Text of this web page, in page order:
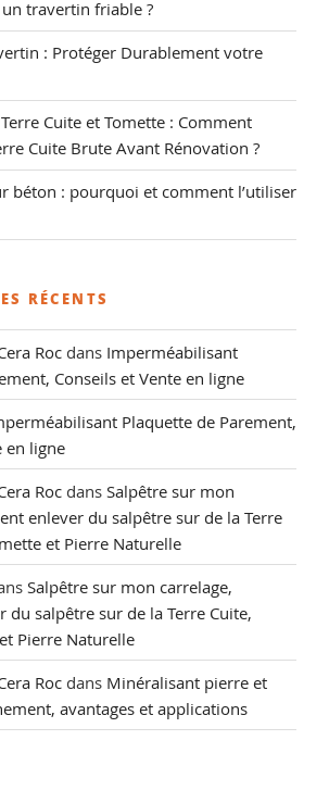
travertin friable ?
: Protéger Durablement votre
Cuite et Tomette : Comment
Cuite Brute Avant Rénovation ?
béton : pourquoi et comment l’utiliser
RÉCENTS
Roc dans Imperméabilisant
Conseils et Vente en ligne
Plaquette de Parement,
en ligne
Roc dans Salpêtre sur mon
enlever du salpêtre sur de la Terre
et Pierre Naturelle
Salpêtre sur mon carrelage,
du salpêtre sur de la Terre Cuite,
Pierre Naturelle
Roc dans Minéralisant pierre et
avantages et applications